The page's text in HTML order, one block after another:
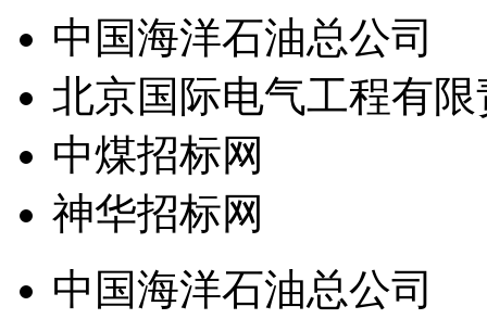
中国海洋石油总公司
北京国际电气工程有
中煤招标网
神华招标网
中国海洋石油总公司